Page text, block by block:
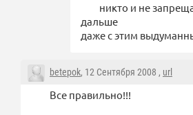
никто и не
дальше
даже с этим
betepok, 12 Сентября 2008 , url
Все правильно!!!